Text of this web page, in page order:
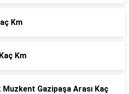
Km
Km
Muzkent Gazipaşa Arası Kaç